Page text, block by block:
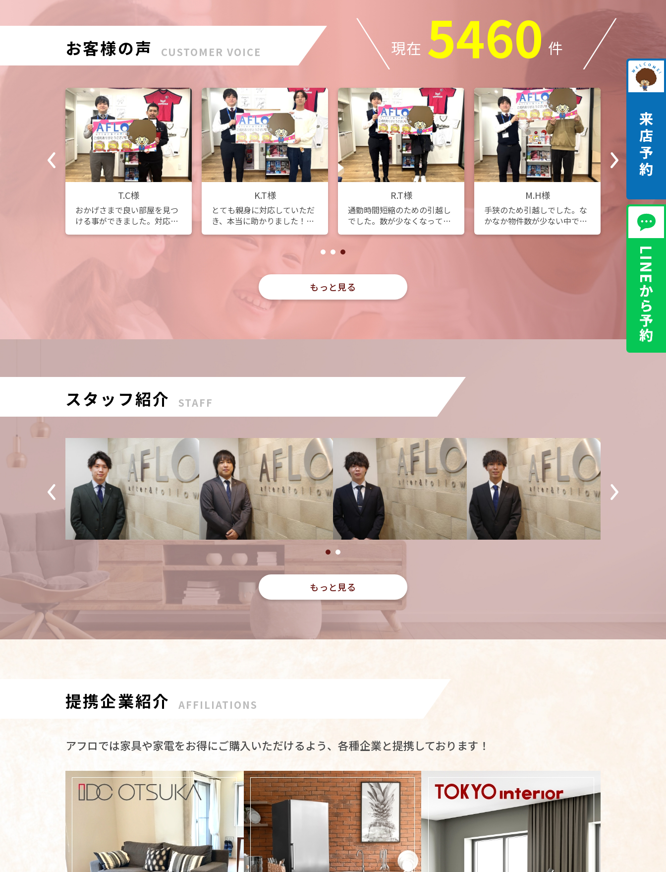
お客様の声 CUSTOMER VOICE 現在 5460 件
T.C様
おかげさまで良い部屋を見つ
ける事ができました。対応も
丁寧で良かったです！
K.T様
とても親身に対応していただ
き、本当に助かりました！こ
ちらの希望をしっかり聞いて
くださり、丁寧に提案してい
ただけたので、安心してお任
せできました。おかげで理想
のお部屋を見つけることがで
きました。また機会があれば
お願いしたいです！
R.T様
通勤時間短縮のための引越し
でした。数が少なくなってき
ている中で広めで日当たりの
M.H様
手狭のため引越しでした。な
かなか物件数が少ない中で希
望のエリアで広めのお部屋を
野掛さん
介してい
良い物件
もっと見る
スタッフ紹介 STAFF
もっと見る
提携企業紹介 AFFILIATIONS
アフロでは家具や家電をお得にご購入いただけるよう、各種企業と提携しております！